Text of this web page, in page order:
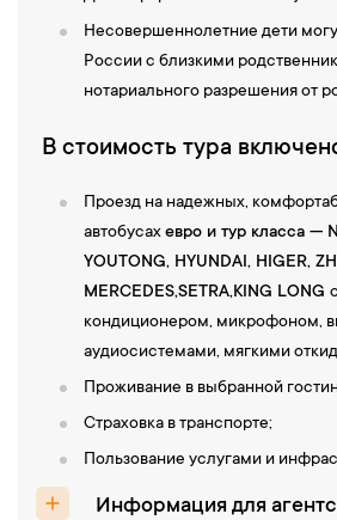
Несовершеннолетние дети
России с близкими
нотариального разрешения от
В стоимость тура
Проезд на надежных,
автобусахевро и тур класса —
YOUTONG, HYUNDAI, НIGER,
MERCEDES,SETRA,KING LONG
кондиционером, микрофоном,
аудиосистемами, мягкими
Проживание в выбранной
Страховка в транспорте;
Пользование услугами и
Информация для